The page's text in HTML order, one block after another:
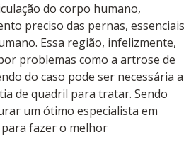
do corpo humano,
preciso das pernas, essenciais
Essa região, infelizmente,
problemas como a artrose de
do caso pode ser necessária a
de quadril para tratar. Sendo
um ótimo especialista em
fazer o melhor